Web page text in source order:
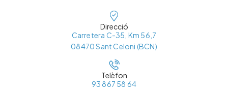
Direcció
Carretera C-35, Km 56,7
08470 Sant Celoni (BCN)
Telèfon
93 867 58 64